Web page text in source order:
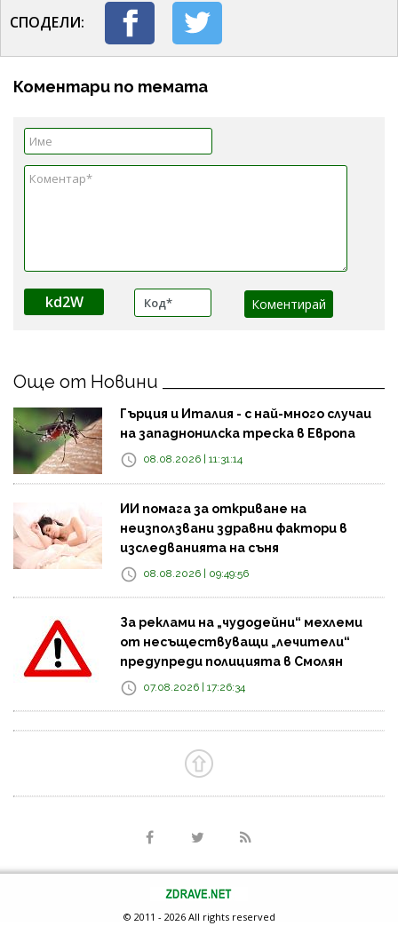
СПОДЕЛИ:
Коментари по темата
kd2W
Още от Новини
Гърция и Италия - с най-много случаи
на западнонилска треска в Европа
08.08.2026 | 11:31:14
ИИ помага за откриване на
неизползвани здравни фактори в
изследванията на съня
08.08.2026 | 09:49:56
За реклами на „чудодейни“ мехлеми
от несъществуващи „лечители“
предупреди полицията в Смолян
07.08.2026 | 17:26:34
© 2011 - 2026 All rights reserved